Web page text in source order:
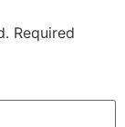
Required